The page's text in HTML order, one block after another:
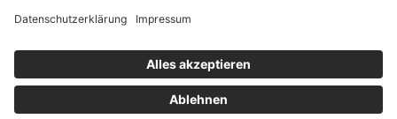
Ehinger Str. 13, 89077 Ulm | 0731-
info@heilpraktiker-tcm-ulm.de
Impressum|Datenschutz|Cookies